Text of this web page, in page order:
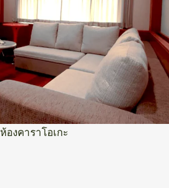
ห้องคาราโอเกะ